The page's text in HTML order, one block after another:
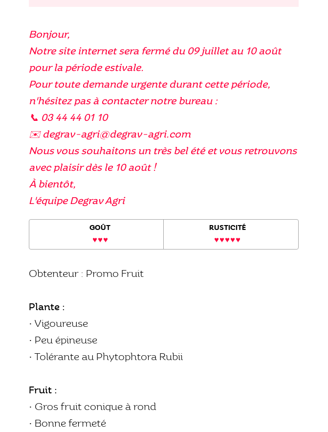
Bonjour,
Notre site internet sera fermé du 09 juillet au 10 août
pour la période estivale.
Pour toute demande urgente durant cette période,
n'hésitez pas à contacter notre bureau :
📞 03 44 44 01 10
✉️ degrav-agri@degrav-agri.com
Nous vous souhaitons un très bel été et vous retrouvons
avec plaisir dès le 10 août !
À bientôt,
L'équipe Degrav Agri
GOÛT RUSTICITÉ
Obtenteur : Promo Fruit
Plante :
• Vigoureuse
• Peu épineuse
• Tolérante au Phytophtora Rubii
Fruit :
• Gros fruit conique à rond
• Bonne fermeté